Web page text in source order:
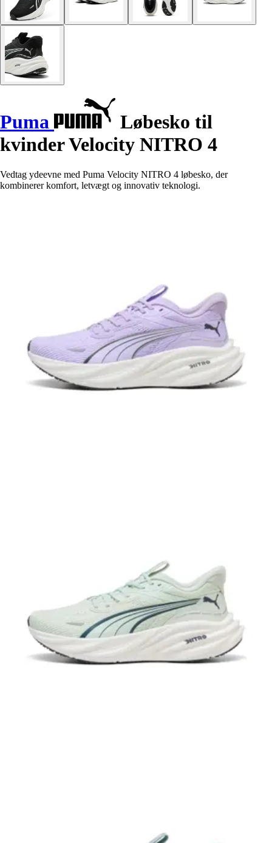
Puma
Løbesko til
kvinder Velocity NITRO 4
Vedtag ydeevne med Puma Velocity NITRO 4 løbesko, der
kombinerer komfort, letvægt og innovativ teknologi.